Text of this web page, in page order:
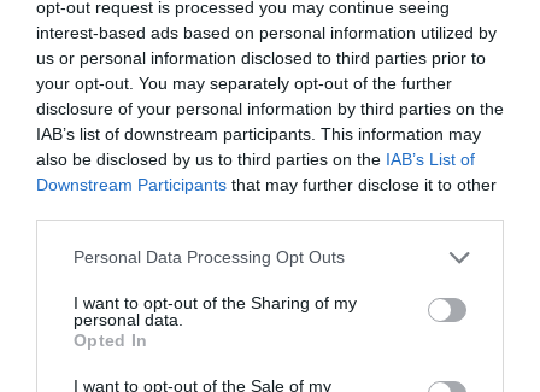
opt-out request is processed you may continue seeing
interest-based ads based on personal information utilized by
us or personal information disclosed to third parties prior to
your opt-out. You may separately opt-out of the further
disclosure of your personal information by third parties on the
IAB’s list of downstream participants. This information may
also be disclosed by us to third parties on the IAB’s List of
Downstream Participants that may further disclose it to other
Personal Data Processing Opt Outs
I want to opt-out of the Sharing of my
personal data.
Opted In
I want to opt-out of the Sale of my
RELACIONADAS